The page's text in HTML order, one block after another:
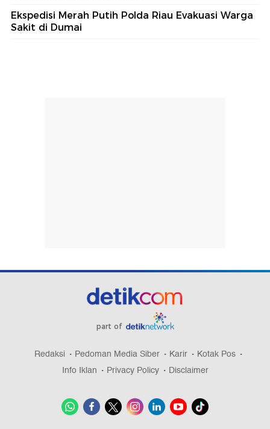
Ekspedisi Merah Putih Polda Riau Evakuasi Warga
Sakit di Dumai
part of
Redaksi Pedoman Media Siber Karir
Kotak Pos
Info Iklan
Privacy Policy Disclaimer